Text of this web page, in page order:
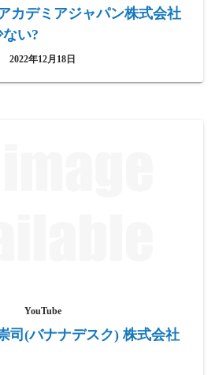
カデミアジャパン株式会社
い?
2022年12月18日
YouTube
司(バナナデスク) 株式会社